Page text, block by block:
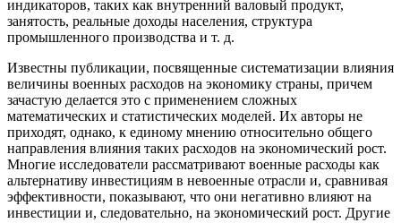
индикаторов, таких как внутренний валовый продукт,
занятость, реальные доходы населения, структура
промышленного производства и т. д.
Известны публикации, посвященные систематизации влияния
величины военных расходов на экономику страны, причем
зачастую делается это с применением сложных
математических и статистических моделей. Их авторы не
приходят, однако, к единому мнению относительно общего
направления влияния таких расходов на экономический рост.
Многие исследователи рассматривают военные расходы как
альтернативу инвестициям в невоенные отрасли и, сравнивая
эффективности, показывают, что они негативно влияют на
инвестиции и, следовательно, на экономический рост. Другие